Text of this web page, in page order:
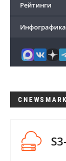
Рейтинги
Инфографика